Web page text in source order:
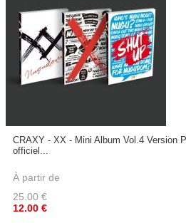
CRAXY - XX - Mini Album Vol.4 Version
officiel...
À partir de
25.00 €
12.00 €